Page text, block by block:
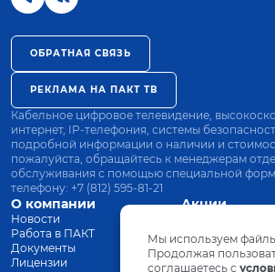
О компании
Новости
Работа в ПАКТ
Документы
Лицензии
Акции
Оплата
ОБРАТНАЯ СВЯЗЬ
РЕКЛАМА НА ПАКТ ТВ
Кабельное цифровое телевидение,
интернет, IP-телефония, системы
подробной информации о наличии и
пожалуйста, обращайтесь к менеджерам
обслуживания с помощью специальной
телефону: +7 (812) 595-81-21
Мы используем
Продолжая
соглашаетесь с